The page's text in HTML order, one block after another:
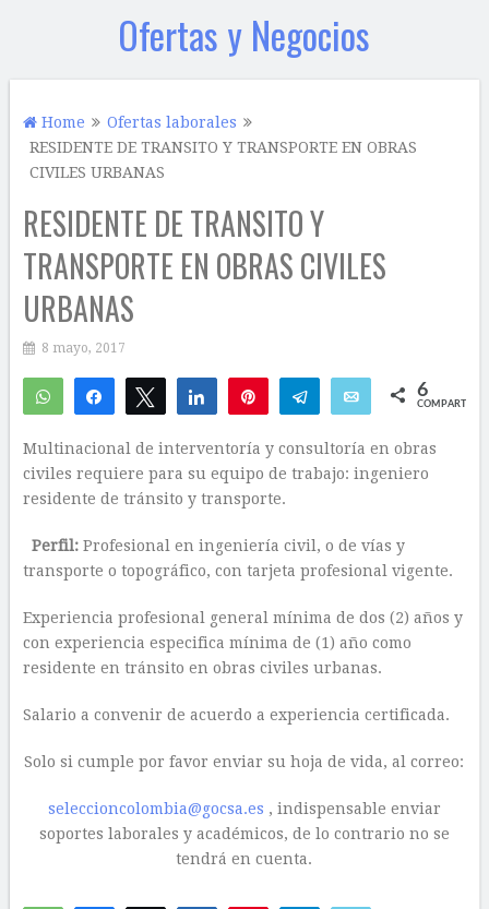
Ofertas y Negocios
Home
Ofertas laborales
RESIDENTE DE TRANSITO Y TRANSPORTE EN OBRAS
CIVILES URBANAS
RESIDENTE DE TRANSITO Y
TRANSPORTE EN OBRAS CIVILES
URBANAS
8 mayo, 2017
WhatsAppCompartirTwittear Compartir Telegram Email 6
COMPARTIR
Multinacional de interventoría y consultoría en obras
civiles requiere para su equipo de trabajo: ingeniero
residente de tránsito y transporte.
Perfil:Profesional en ingeniería civil, o de vías y
transporte o topográfico, con tarjeta profesional vigente.
Experiencia profesional general mínima de dos (2) años y
con experiencia especifica mínima de (1) año como
residente en tránsito en obras civiles urbanas.
Salario a convenir de acuerdo a experiencia certificada.
Solo si cumple por favor enviar su hoja de vida, al correo:
seleccioncolombia@gocsa.es , indispensable enviar
soportes laborales y académicos, de lo contrario no se
tendrá en cuenta.